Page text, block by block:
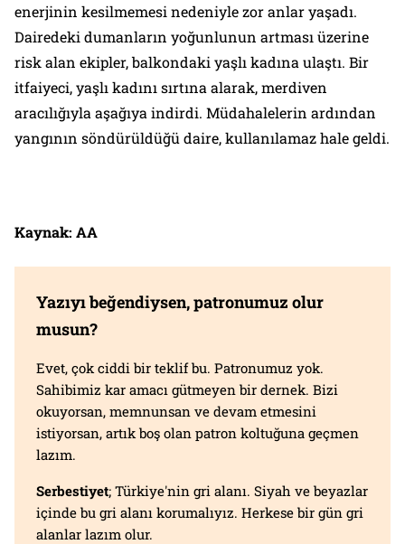
enerjinin kesilmemesi nedeniyle zor anlar yaşadı.
Dairedeki dumanların yoğunlunun artması üzerine
risk alan ekipler, balkondaki yaşlı kadına ulaştı. Bir
itfaiyeci, yaşlı kadını sırtına alarak, merdiven
aracılığıyla aşağıya indirdi. Müdahalelerin ardından
yangının söndürüldüğü daire, kullanılamaz hale geldi.
Kaynak: AA
Yazıyı beğendiysen, patronumuz olur
musun?
Evet, çok ciddi bir teklif bu. Patronumuz yok.
Sahibimiz kar amacı gütmeyen bir dernek. Bizi
okuyorsan, memnunsan ve devam etmesini
istiyorsan, artık boş olan patron koltuğuna geçmen
lazım.
Serbestiyet; Türkiye'nin gri alanı. Siyah ve beyazlar
içinde bu gri alanı korumalıyız. Herkese bir gün gri
alanlar lazım olur.